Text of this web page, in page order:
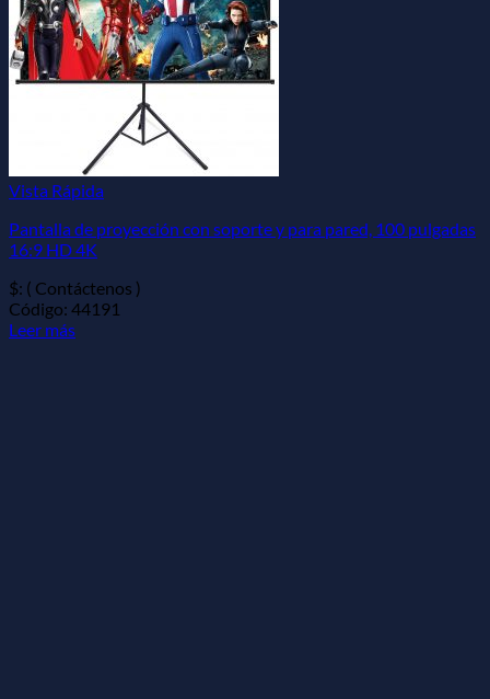
Vista Rápida
Pantalla de proyección con soporte y para pared, 100 pulgadas
16:9 HD 4K
$: ( Contáctenos )
Código: 44191
Leer más